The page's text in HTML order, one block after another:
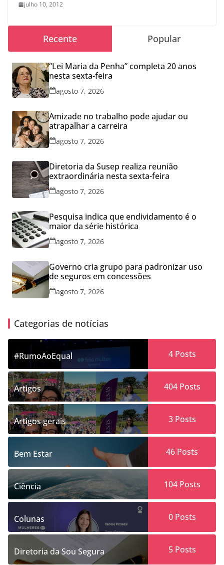
julho 10, 2012
Recente Popular
“Lei Maria da Penha” completa 20 anos
nesta sexta-feira
agosto 7, 2026
Amizade no trabalho pode ajudar ou
atrapalhar a carreira
agosto 7, 2026
Diretoria da Susep realiza reunião
extraordinária nesta sexta-feira
agosto 7, 2026
Pesquisa indica que endividamento é o
maior da série histórica
agosto 7, 2026
Governo cria grupo para padronizar uso
de seguros em concessões
agosto 7, 2026
Categorias de notícias
#RumoAoEqual 4Posts
Artigos 404Posts
Artigos gerais 3Posts
Bem Estar 46 Posts
Ciência 104Posts
Colunas 0Posts
Diretoria da Sou Segura 5Posts